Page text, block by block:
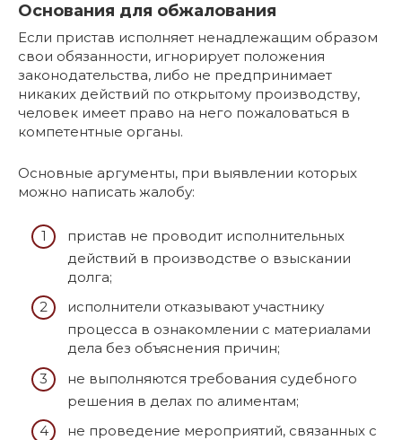
Основания для обжалования
Если пристав исполняет ненадлежащим образом
свои обязанности, игнорирует положения
законодательства, либо не предпринимает
никаких действий по открытому производству,
человек имеет право на него пожаловаться в
компетентные органы.
Основные аргументы, при выявлении которых
можно написать жалобу:
пристав не проводит исполнительных
действий в производстве о взыскании
долга;
исполнители отказывают участнику
процесса в ознакомлении с материалами
дела без объяснения причин;
не выполняются требования судебного
решения в делах по алиментам;
не проведение мероприятий, связанных с